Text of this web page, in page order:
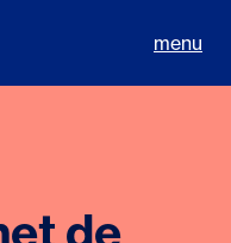
menu